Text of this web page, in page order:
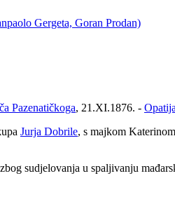
Gergeta, Goran Prodan)
Pazenatičkoga, 21.XI.1876. - Opatija
Jurja Dobrile, s majkom
sudjelovanja u spaljivanju